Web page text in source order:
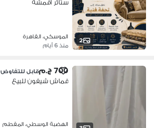
2
ستائر أقمشة
الموسكي، القاهرة
منذ 6 أيام
700 ج.م قابل للتفاوض
قماش شيفون للبيع
الهضبة الوسطي، المقطم